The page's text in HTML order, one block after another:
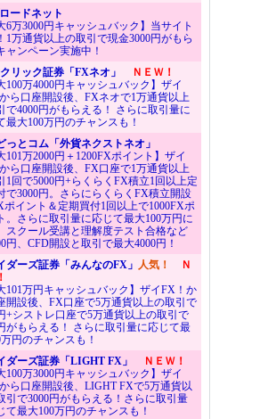
ードネット
6万3000円キャッシュバック】当サイト
1万通貨以上の取引で現金3000円がもら
ャンペーン実施中！
リック証券「FXネオ」
ＮＥＷ！
100万4000円キャッシュバック】ザイ
ら口座開設後、FXネオで1万通貨以上
で4000円がもらえる！ さらに取引量に
最大100万円のチャンスも！
っとコム「外貨ネクストネオ」
101万2000円＋1200FXポイント】ザイ
ら口座開設後、FX口座で1万通貨以上
1回で5000円+らくらくFX積立1回以上定
で3000円。さらにらくらくFX積立開設
ポイント＆定期買付1回以上で1000FXポ
。さらに取引量に応じて最大100万円に
スクール受講と理解度テスト合格など
円、CFD開設と取引で最大4000円！
ダーズ証券「みんなのFX」 人気！
Ｎ
101万円キャッシュバック】ザイFX！か
開設後、FX口座で5万通貨以上の取引で
+シストレ口座で5万通貨以上の取引で
がもらえる！ さらに取引量に応じて最
円のチャンスも！
ダーズ証券「LIGHT FX」
ＮＥＷ！
100万3000円キャッシュバック】ザイ
ら口座開設後、LIGHT FXで5万通貨以
引で3000円がもらえる！さらに取引量
て最大100万円のチャンスも！